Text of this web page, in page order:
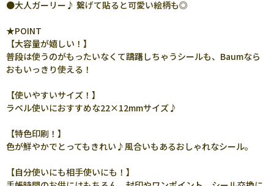
●大人ガーリー♪ 繋げて貼ると可愛い絵柄も◎
★POINT
【大容量が嬉しい！】
普段は使うのがもったいなくて躊躇しちゃうシールも、Baumなら
おもいっきり使える！
【使いやすいサイズ！】
ラベル使いにおすすめな22×12mmサイズ♪
【特色印刷！】
色が鮮やかでとってもきれい♪風合いもあるおしゃれなシール。
【自分使いにも相手使いにも！】